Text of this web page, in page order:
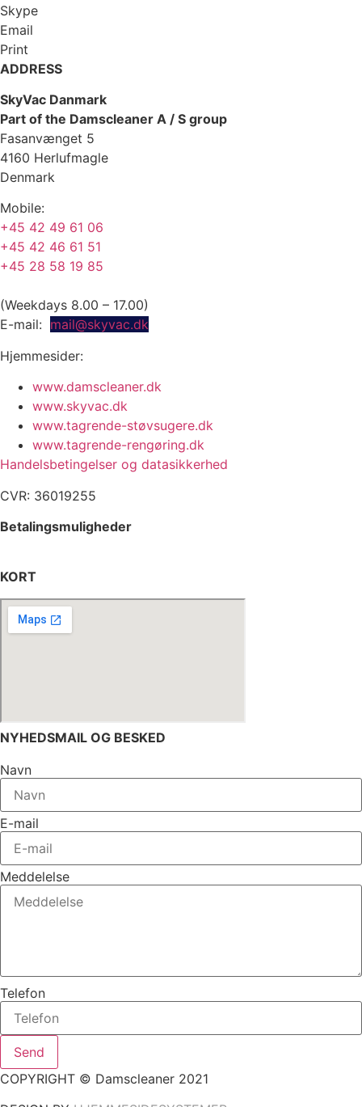
Skype
Email
Print
ADDRESS
SkyVac Danmark
Part of the Damscleaner A / S group
Fasanvænget 5
4160 Herlufmagle
Denmark
Mobile:
+45 42 49 61 06
+45 42 46 61 51
+45 28 58 19 85
(Weekdays 8.00 – 17.00)
E-mail: mail@skyvac.dk
Hjemmesider:
www.damscleaner.dk
www.skyvac.dk
www.tagrende-støvsugere.dk
www.tagrende-rengøring.dk
Handelsbetingelser og datasikkerhed
CVR: 36019255
Betalingsmuligheder
KORT
NYHEDSMAIL OG BESKED
Navn
E-mail
Meddelelse
Telefon
Send
COPYRIGHT © Damscleaner 2021